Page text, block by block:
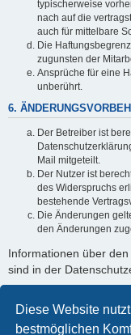
Diese Website
bestmöglichen
typischerweise
nach auf die
auch für mittelbare
Die
zugunsten der
Ansprüche für eine
unberührt.
6.
Der Betreiber ist
Mail mitgeteilt.
Der Nutzer ist
des Widerspruchs
bestehende
Die Änderungen
den Änderungen
Informationen über
sind in der